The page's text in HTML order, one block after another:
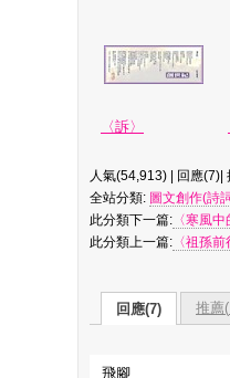
〈訴〉
人氣(54,913) | 回應(7)|
全站分類: 圖文創作(詩
此分類下一篇: 〈寒風中
此分類上一篇: 〈祖孫前
回應(7) 推薦(
飛腳